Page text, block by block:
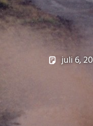
juli 6,